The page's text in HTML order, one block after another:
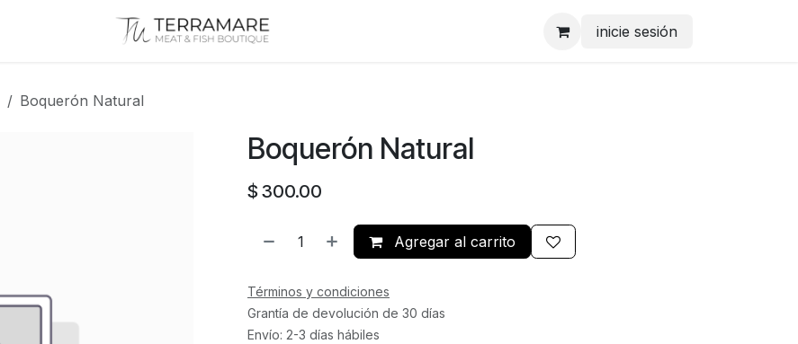
inicie sesión
Boquerón Natural
Boquerón Natural
$ 300.00
Agregar al carrito
Términos y condiciones
Grantía de devolución de 30 días
Envío: 2-3 días hábiles